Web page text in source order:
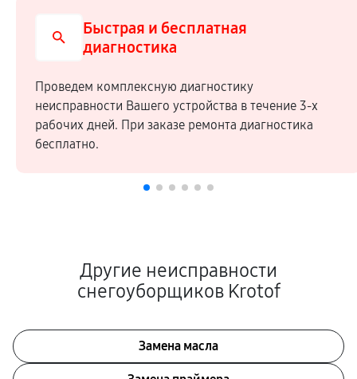
Быстрая и бесплатная
диагностика
Проведем комплексную диагностику
неисправности Вашего устройства в течение 3-х
рабочих дней. При заказе ремонта диагностика
бесплатно.
Другие неисправности
снегоуборщиков Krotof
Замена масла